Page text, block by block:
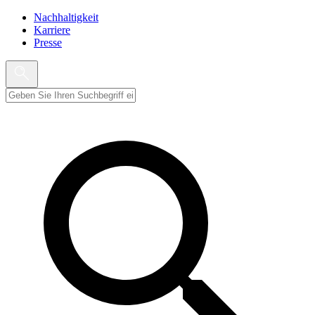
Nachhaltigkeit
Karriere
Presse